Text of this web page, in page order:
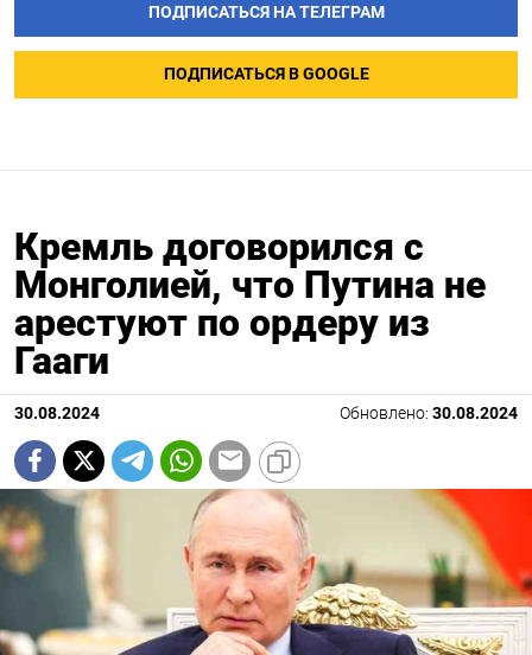
ПОДПИСАТЬСЯ НА ТЕЛЕГРАМ
ПОДПИСАТЬСЯ В GOOGLE
Кремль договорился с
Монголией, что Путина не
арестуют по ордеру из
Гааги
30.08.2024 Обновлено: 30.08.2024